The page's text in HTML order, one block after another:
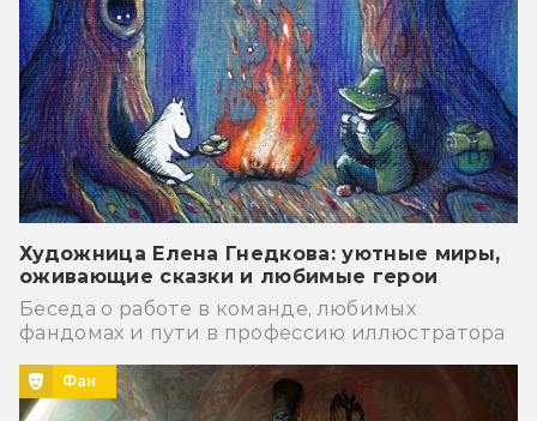
Художница Елена Гнедкова: уютные миры,
оживающие сказки и любимые герои
Беседа о работе в команде, любимых
фандомах и пути в профессию иллюстратора
Фан